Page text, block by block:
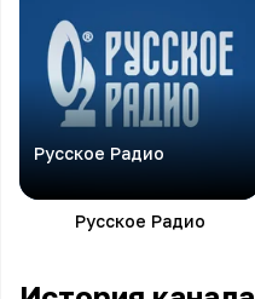
Русское Радио
Русское Радио